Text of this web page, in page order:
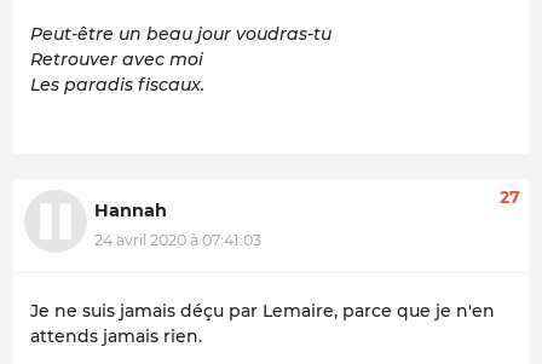
Peut-être un beau jour voudras-tu
Retrouver avec moi
Les paradis fiscaux.
Hannah
24 avril 2020 à 07:41:03
27
Je ne suis jamais déçu par Lemaire, parce que je n'en
attends jamais rien.